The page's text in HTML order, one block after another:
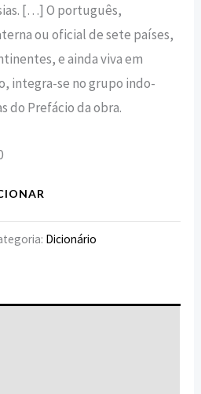
[…] O português,
ou oficial de sete países,
e ainda viva em
integra-se no grupo indo-
do Prefácio da obra.
Dicionário